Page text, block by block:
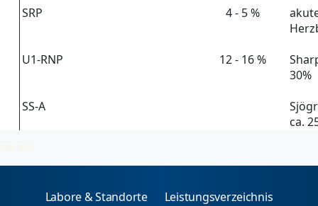
SRP
4 - 5 %
U1-RNP
12 - 16 %
30%
SS-A
ca.
2026-08-07
Labore & Standorte Leistungsverzeichnis